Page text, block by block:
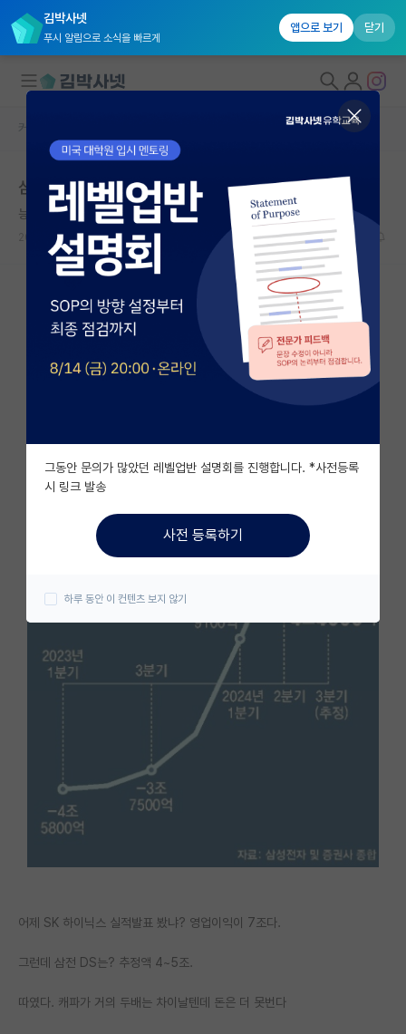
김박사넷
푸시 알림으로 소식을 빠르게
앱으로 보기 닫기
대학원생 모집
국내대학원 정보
연구실&오픈랩
커뮤니티
커뮤니티 홈
전체글보기
베스트 게시판
자유 게시판(아무개랩)
미국 유학 게시판
미국 대학원 합격 후기 게시판
대학원생 모집 게시판
연구실(PI) 홍보 게시판
석박사 채용 정보 게시판
임용 정보 게시판
학부 인턴 게시판
취업 게시판
임용 후기 게시판
PI 전용 게시판
특수/전문대학원 게시판
커뮤니티 홈
삼성전자 ㅈ된거같다 3편
능글맞은 알베르 카뮈
2024.10.25 28 79008
어제 SK 하이닉스 실적발표 봤냐? 영업이익이 7조다.
그런데 삼전 DS는? 추정액 4~5조.
따였다. 캐파가 거의 두배는 차이날텐데 돈은 더 못번다
그동안 문의가 많았던 레벨업반 설명회를 진행합니다. *사전등록
시 링크 발송
사전 등록하기
하루 동안 이 컨텐츠 보지 않기